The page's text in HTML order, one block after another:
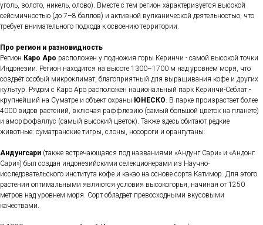
уголь, золото, никель, олово). Вместе с тем регион характеризуется высокой
сейсмичностью (до 7–8 баллов) и активной вулканической деятельностью, что
требует внимательного подхода к освоению территории.
Про регион и разновидность
Регион Каро Аро расположен у подножия горы Керинчи - самой высокой точки
Индонезии. Регион находится на высоте 1300–1700 м над уровнем моря, что
создаёт особый микроклимат, благоприятный для выращивания кофе и других
культур. Рядом с Каро Аро расположен национальный парк Керинчи-Себлат -
крупнейший на Суматре и объект охраны ЮНЕСКО. В парке произрастает более
4000 видов растений, включая раффлезию (самый большой цветок на планете)
и аморфофаллус (самый высокий цветок). Также здесь обитают редкие
животные: суматранские тигры, слоны, носороги и орангутаны.
Андунгсари (также встречающаяся под названиями «Андунг Сари» и «Андонг
Сари») был создан индонезийскими селекционерами из Научно-
исследовательского института кофе и какао на основе сорта Катимор. Для этого
растения оптимальными являются условия высокогорья, начиная от 1250
метров над уровнем моря. Сорт обладает превосходными вкусовыми
качествами.